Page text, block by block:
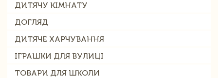
ДИТЯЧУ КІМНАТУ
ДОГЛЯД
ДИТЯЧЕ ХАРЧУВАННЯ
ІГРАШКИ ДЛЯ ВУЛИЦІ
ТОВАРИ ДЛЯ ШКОЛИ